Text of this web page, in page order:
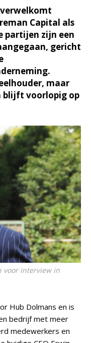
verwelkomt
Capital als
partijen zijn een
gericht
maar
blijft voorlopig op
voor interview in
Hub Dolmans en is
bedrijf met meer
medewerkers en